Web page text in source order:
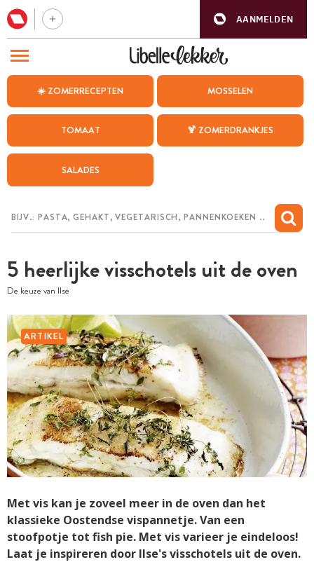
AANMELDEN
☀️ ZOMERRECEPTEN MOSSELEN
TOMAAT 🍹 ZOMERDRANKJES
SALADES
5 heerlijke visschotels uit de oven
De keuze van Ilse
ARTIKEL
Met vis kan je zoveel meer in de oven dan het
klassieke Oostendse vispannetje. Van een
stoofpotje tot fish pie. Met vis varieer je eindeloos!
Laat je inspireren door Ilse's visschotels uit de oven.
BEZOEK ONZE ANDERE WEBSITES
WEEKMENU
CHAT MET MAIA
MIJN BEWAARDE RECEPTEN